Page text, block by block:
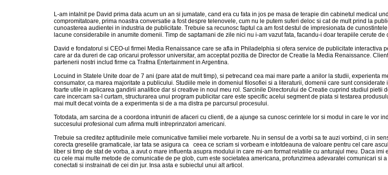
L-am intalnit pe David prima data acum un an si jumatate, cand era cu fata in jos pe masa de terapie din cabinetul medical
compromitatoare, prima noastra conversatie a fost despre telenovele, cum nu le putem suferi deloc si cat de mult prind la
cunoasterea audientei in industria de publicitate. Trebuie sa recunosc faptul ca am fost destul de impresionata de
lacune considerabile in anumite domenii. Timp de saptamani de zile nici nu i-am vazut fata, facandu-i doar terapiile cerute
David e fondatorul si CEO-ul firmei Media Renaissance care se afla in Philadelphia si ofera service de publicitate interactiva
care ar da dureri de cap oricarui professor universitar, am acceptat pozitia de Director de Creatie la Media Renaissance.
partenerii nostri includ firme ca Trafma Entertainment in Argentina.
Locuind in Statele Unite doar de 7 ani (pare atat de mult timp), si petrecand cea mai mare parte a anilor la studii, experienta
consumator, ca marea majoritate a publicului. Studiile mele in domeniul filosofiei si a literaturii, domenii care sunt
foarte utile in aplicarea gandirii analitice dar si creative in noul meu rol. Sarcinile Directorului de Creatie cuprind studiul
care incercam sa-l curtam, structurarea unui program publicitar care este specific acelui segment de piata si testarea
mai mult decat vointa de a experimenta si de a ma distra pe parcursul procesului.
Totodata, am sarcina de a coordona intruniri de afaceri cu clienti, de a ajunge sa cunosc cerintele lor si modul in care le vor
succesului profesional cum afirma multi intreprinzatori americani.
Trebuie sa creditez aptitudinile mele comunicative familiei mele vorbarete. Nu in sensul de a vorbi sa te auzi vorbind, ci in
corecta greselile gramaticale, iar tata se asigura ca ceea ce scriam si vorbeam e intotdeauna de valoare pentru cel care
liber si timp de stat de vorba, a avut o mare influenta asupra modului in care mi-am format relatiile cu anturajul meu. Daca
cu cele mai multe metode de comunicatie de pe glob, cum este societatea americana, profunzimea adevaratei comunicari
conectati si instrainati de cei din jur. Insa asta e subiectul unui alt articol.